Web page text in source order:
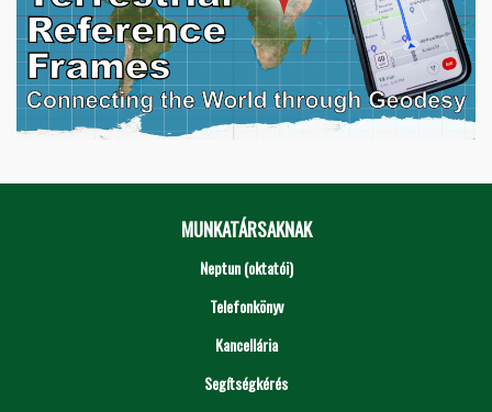
MUNKATÁRSAKNAK
Neptun (oktatói)
Telefonkönyv
Kancellária
Segítségkérés